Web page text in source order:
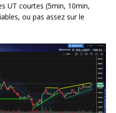
UT courtes (5min, 10min,
ou pas assez sur le